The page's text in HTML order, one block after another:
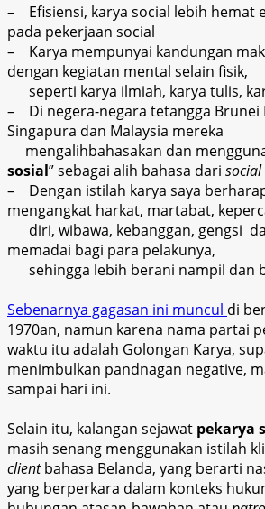
– Efisiensi, karya social lebih hemat
pada pekerjaan social
– Karya mempunyai kandungan
dengan kegiatan mental selain fisik,
seperti karya ilmiah, karya tulis,
– Di negera-negara tetangga Brunei
Singapura dan Malaysia mereka
mengalihbahasakan dan
sosial” sebagai alih bahasa dari
– Dengan istilah karya saya
mengangkat harkat, martabat,
diri, wibawa, kebanggan, gengsi
memadai bagi para pelakunya,
sehingga lebih berani nampil dan
Sebenarnya gagasan ini muncul di
1970an, namun karena nama partai
waktu itu adalah Golongan Karya,
menimbulkan pandnagan negative,
sampai hari ini.
Selain itu, kalangan sejawat pekarya
masih senang menggunakan istilah
clientbahasa Belanda, yang berarti
yang berperkara dalam konteks